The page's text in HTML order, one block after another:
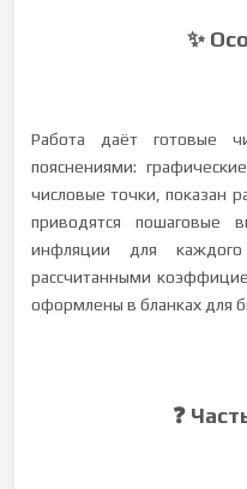
✨
Работа даёт готовые
пояснениями:
числовые точки, показан
приводятся пошаговые
инфляции для
рассчитанными
оформлены в бланках для
❓